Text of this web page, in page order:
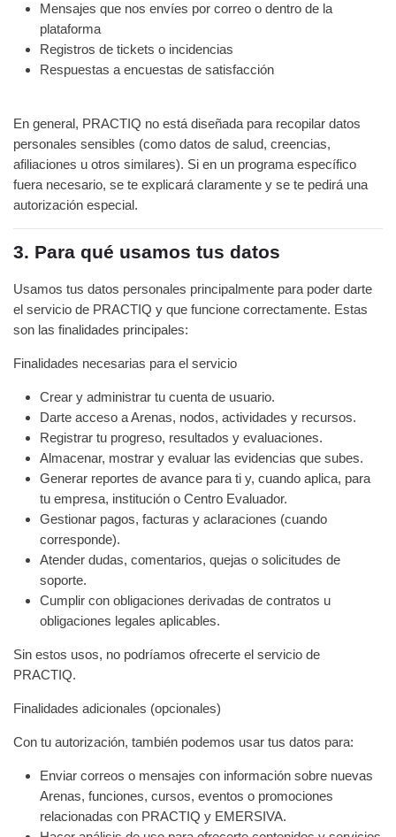
Mensajes que nos envíes por correo o dentro de la
plataforma
Registros de tickets o incidencias
Respuestas a encuestas de satisfacción
En general, PRACTIQ no está diseñada para recopilar datos
personales sensibles (como datos de salud, creencias,
afiliaciones u otros similares). Si en un programa específico
fuera necesario, se te explicará claramente y se te pedirá una
autorización especial.
3. Para qué usamos tus datos
Usamos tus datos personales principalmente para poder darte
el servicio de PRACTIQ y que funcione correctamente. Estas
son las finalidades principales:
Finalidades necesarias para el servicio
Crear y administrar tu cuenta de usuario.
Darte acceso a Arenas, nodos, actividades y recursos.
Registrar tu progreso, resultados y evaluaciones.
Almacenar, mostrar y evaluar las evidencias que subes.
Generar reportes de avance para ti y, cuando aplica, para
tu empresa, institución o Centro Evaluador.
Gestionar pagos, facturas y aclaraciones (cuando
corresponde).
Atender dudas, comentarios, quejas o solicitudes de
soporte.
Cumplir con obligaciones derivadas de contratos u
obligaciones legales aplicables.
Sin estos usos, no podríamos ofrecerte el servicio de
PRACTIQ.
Finalidades adicionales (opcionales)
Con tu autorización, también podemos usar tus datos para:
Enviar correos o mensajes con información sobre nuevas
Arenas, funciones, cursos, eventos o promociones
relacionadas con PRACTIQ y EMERSIVA.